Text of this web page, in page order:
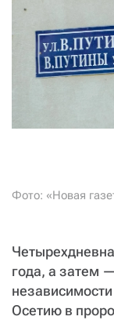
Фото: «Новая
года, а затем
Осетию в
Если у вас есть
звоните:
+7 (929) 612-03-68